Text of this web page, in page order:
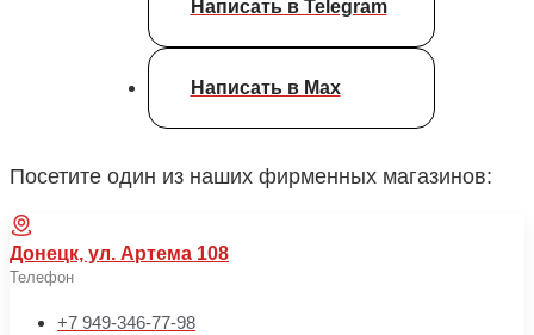
Написать в Telegram
Написать в Max
Посетите один из наших фирменных магазинов:
Донецк, ул. Артема 108
Телефон
+7 949-346-77-98